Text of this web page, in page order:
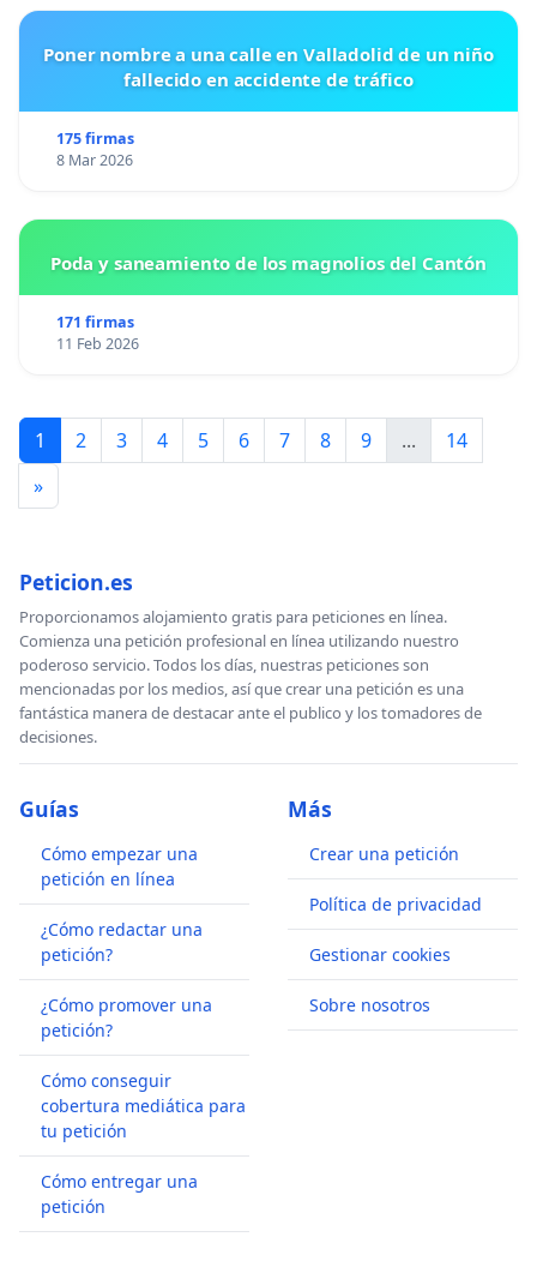
Poner nombre a una calle en Valladolid de un niño
fallecido en accidente de tráfico
175 firmas
8 Mar 2026
Poda y saneamiento de los magnolios del Cantón
171 firmas
11 Feb 2026
1 2 3 4 5 6 7 8 9 ...
14
»
Peticion.es
Proporcionamos alojamiento gratis para peticiones en línea.
Comienza una petición profesional en línea utilizando nuestro
poderoso servicio. Todos los días, nuestras peticiones son
mencionadas por los medios, así que crear una petición es una
fantástica manera de destacar ante el publico y los tomadores de
decisiones.
Guías
Cómo empezar una
petición en línea
¿Cómo redactar una
petición?
¿Cómo promover una
petición?
Cómo conseguir
cobertura mediática para
tu petición
Cómo entregar una
petición
Más
Crear una petición
Política de privacidad
Gestionar cookies
Sobre nosotros